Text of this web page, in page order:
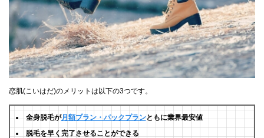
恋肌(こいはだ)のメリットは以下の3つです。
全身脱毛が月額プラン・パックプランともに業界最安値
脱毛を早く完了させることができる